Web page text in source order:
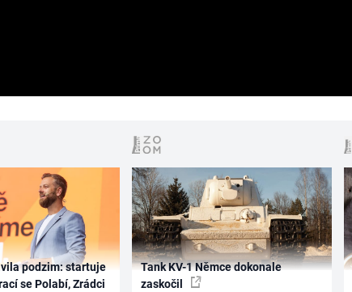
podzim: startuje
se Polabí, Zrádci
Tank KV-1 Němce dokonale
zaskočil